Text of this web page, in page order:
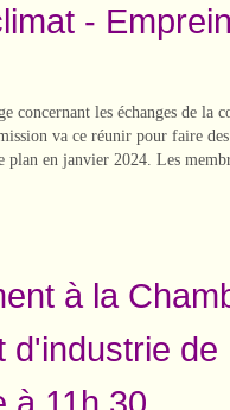
-
concernant les échanges de la
va ce réunir pour faire des
plan en janvier 2024. Les
à la
d'industrie de